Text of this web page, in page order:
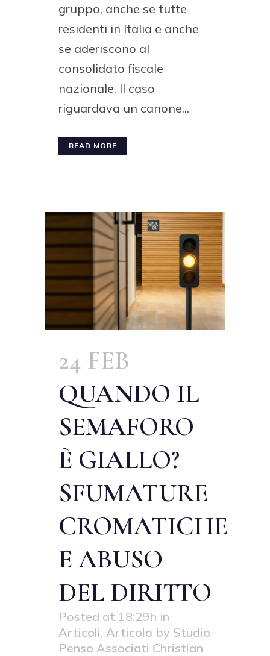
gruppo, anche se tutte
residenti in Italia e anche
se aderiscono al
consolidato fiscale
nazionale. Il caso
riguardava un canone...
READ MORE
24 FEB
QUANDO IL
SEMAFORO
È GIALLO?
SFUMATURE
CROMATICHE
E ABUSO
DEL DIRITTO
Posted at 18:29h in
Articoli, Articolo by Studio
Penso Associati Christian